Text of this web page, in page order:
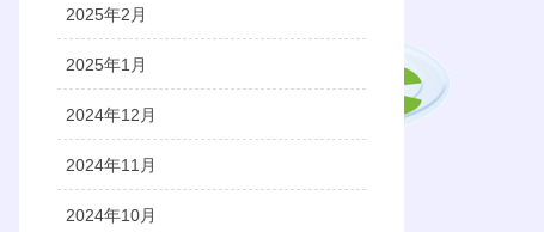
2025年2月
2025年1月
2024年12月
2024年11月
2024年10月